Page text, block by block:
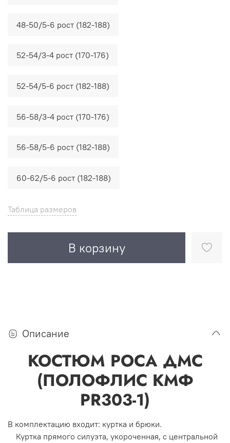
Таблица размеров
В корзину
48-50/5-6 рост (182-188)
52-54/3-4 рост (170-176)
52-54/5-6 рост (182-188)
56-58/3-4 рост (170-176)
56-58/5-6 рост (182-188)
60-62/5-6 рост (182-188)
Описание
КОСТЮМ РОСА ДМС
(ПОЛОФЛИС КМФ
PR303-1)
В комплектацию входит: куртка и брюки.
Куртка прямого силуэта, укороченная, с центральной